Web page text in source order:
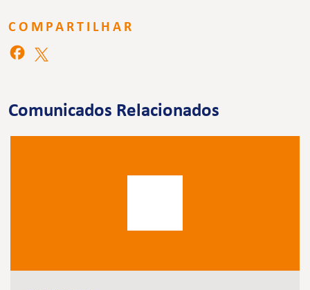
COMPARTILHAR
Comunicados Relacionados